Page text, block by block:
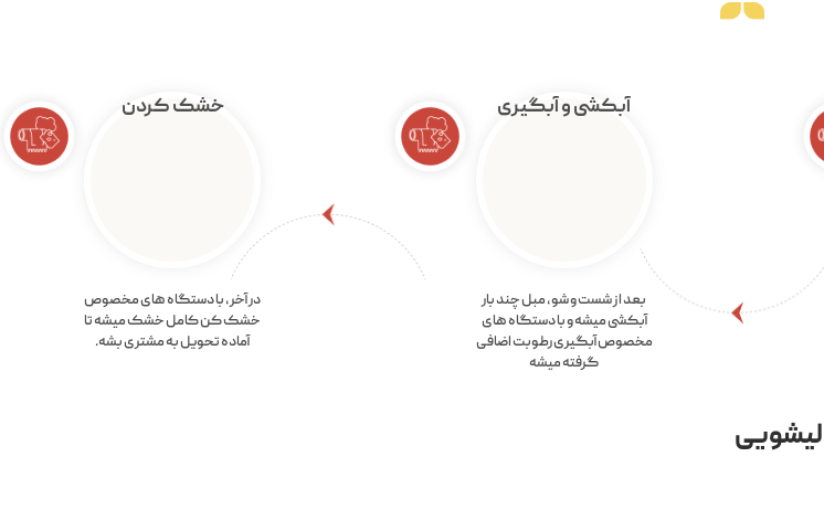
آبکشی و آبگیری
بعد از شست و شو، مبل چند بار
آبکشی میشه و با دستگاه های
مخصوص آبگیری رطوبت اضافی
گرفته میشه
خشک کردن
در آخر، با دستگاه های مخصوص
خشک کن کامل خشک میشه تا
آماده تحویل به مشتری بشه.